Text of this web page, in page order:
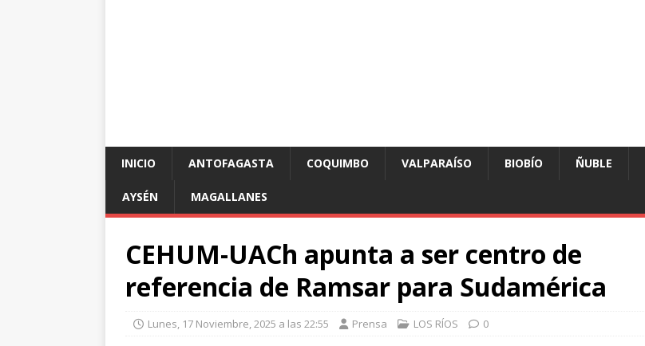
INICIO ANTOFAGASTA COQUIMBO VALPARAÍSO BIOBÍO ÑUBLE
AYSÉN MAGALLANES
CEHUM-UACh apunta a ser centro de
referencia de Ramsar para Sudamérica
Lunes, 17 Noviembre, 2025 a las 22:55 Prensa LOS RÍOS 0